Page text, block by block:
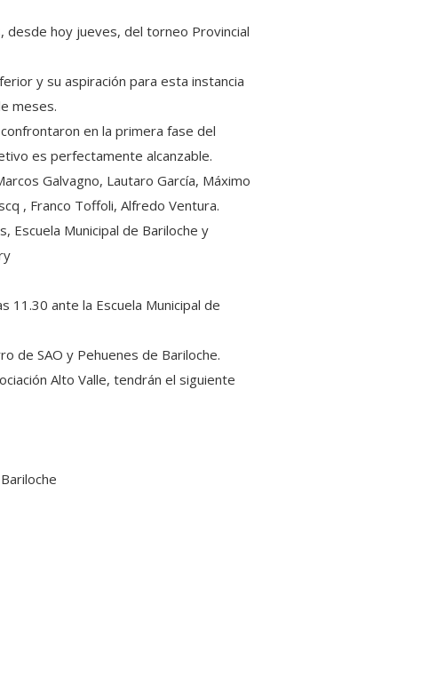
desde hoy jueves, del torneo Provincial
y su aspiración para esta instancia
meses.
en la primera fase del
es perfectamente alcanzable.
Galvagno, Lautaro García, Máximo
, Franco Toffoli, Alfredo Ventura.
Municipal de Bariloche y
11.30 ante la Escuela Municipal de
de SAO y Pehuenes de Bariloche.
Alto Valle, tendrán el siguiente